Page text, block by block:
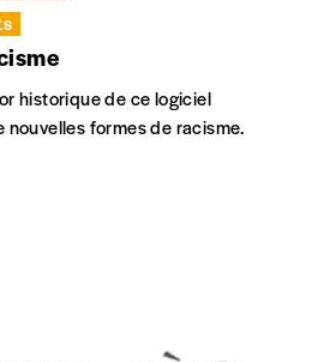
historique de ce logiciel
nouvelles formes de racisme.